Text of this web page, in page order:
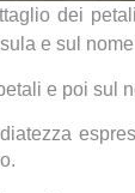
dei
e sul
e poi sul